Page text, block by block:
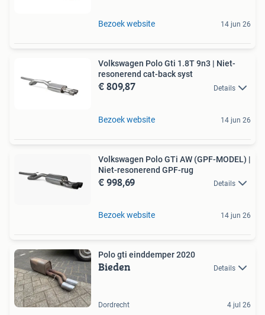
Bezoek website 14 jun 26
Volkswagen Polo Gti 1.8T 9n3 | Niet-
resonerend cat-back syst
€ 809,87 Details
Bezoek website 14 jun 26
Volkswagen Polo GTi AW (GPF-MODEL) |
Niet-resonerend GPF-rug
€ 998,69 Details
Bezoek website 14 jun 26
Polo gti einddemper 2020
Bieden Details
Dordrecht 4 jul 26